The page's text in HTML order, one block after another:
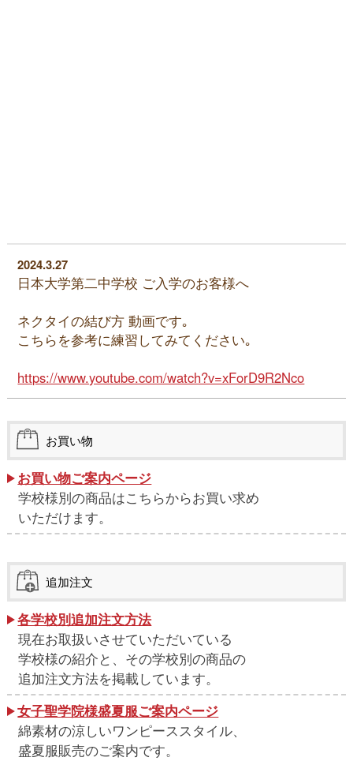
2024.3.27
日本大学第二中学校 ご入学のお客様へ
ネクタイの結び方 動画です｡
こちらを参考に練習してみてください｡
https://www.youtube.com/watch?v=xForD9R2Nco
お買い物
お買い物ご案内ページ
学校様別の商品はこちらからお買い求め
いただけます。
追加注文
各学校別追加注文方法
現在お取扱いさせていただいている
学校様の紹介と、その学校別の商品の
追加注文方法を掲載しています。
女子聖学院様盛夏服ご案内ページ
綿素材の涼しいワンピーススタイル、
盛夏服販売のご案内です。